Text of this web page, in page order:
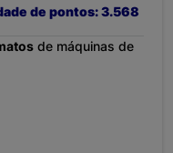
de pontos: 3.568
de máquinas de